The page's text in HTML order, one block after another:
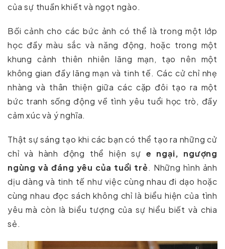
của sự thuần khiết và ngọt ngào.
Bối cảnh cho các bức ảnh có thể là trong một lớp
học đầy màu sắc và năng động, hoặc trong một
khung cảnh thiên nhiên lãng mạn, tạo nên một
không gian đầy lãng mạn và tinh tế. Các cử chỉ nhẹ
nhàng và thân thiện giữa các cặp đôi tạo ra một
bức tranh sống động về tình yêu tuổi học trò, đầy
cảm xúc và ý nghĩa.
Thật sự sáng tạo khi các bạn có thể tạo ra những cử
chỉ và hành động thể hiện sự e ngại, ngượng
ngùng và đáng yêu của tuổi trẻ. Những hình ảnh
dịu dàng và tinh tế như việc cùng nhau đi dạo hoặc
cùng nhau đọc sách không chỉ là biểu hiện của tình
yêu mà còn là biểu tượng của sự hiểu biết và chia
sẻ.